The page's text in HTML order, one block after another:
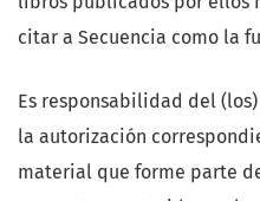
citar a Secuencia como la
Es responsabilidad del
la autorización
material que forme parte